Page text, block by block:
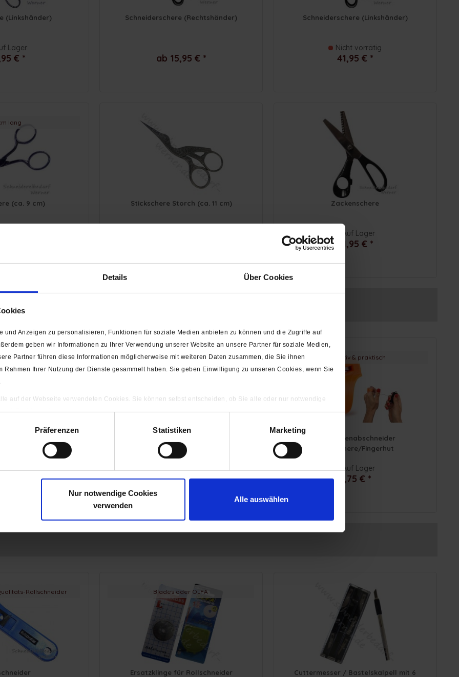
Details Über Cookies
und Anzeigen zu personalisieren, Funktionen für soziale Medien anbieten zu können und die Zugriffe auf
geben wir Informationen zu Ihrer Verwendung unserer Website an unsere Partner für soziale Medien,
Partner führen diese Informationen möglicherweise mit weiteren Daten zusammen, die Sie ihnen
Rahmen Ihrer Nutzung der Dienste gesammelt haben. Sie geben Einwilligung zu unseren Cookies, wenn Sie
auf der Webseite verwendeten Cookies. Sie können selbst entscheiden, ob Sie alle oder nur notwendige
Cookies zulassen.
Präferenzen Statistiken Marketing
Nur notwendige Cookies
verwenden
Alle auswählen
(Linkshänder)
Lager
€ *
Schneiderschere (Rechtshänder)
ab 15,95 € *
Schneiderschere (Linkshänder)
Nicht vorrätig
41,95 € *
lang
(ca. 9 cm) Stickschere Storch (ca. 11 cm) Zackenschere
Auf Lager
21,95 € *
3 Varianten käuflich
ab 4,95 € *
innovativ & praktisch
Ring Fadenabschneider
Trennschere/Fingerhut
Auf Lager
2,75 € *
Rollschneider Blades oder OLFA
Ersatzklinge für Rollschneider
Cuttermesser / Bastelskalpell mit 6